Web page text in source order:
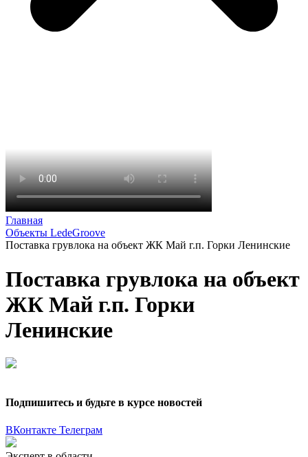
Главная
Объекты LedeGroove
Поставка грувлока на объект ЖК Май г.п. Горки Ленинские
Поставка грувлока на объект
ЖК Май г.п. Горки
Ленинские
Подпишитесь и будьте в курсе новостей
ВКонтакте Телеграм